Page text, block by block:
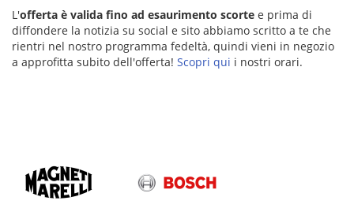
L'offerta è valida fino ad esaurimento scorte e prima di
diffondere la notizia su social e sito abbiamo scritto a te che
rientri nel nostro programma fedeltà, quindi vieni in negozio
a approfitta subito dell'offerta! Scopri qui i nostri orari.